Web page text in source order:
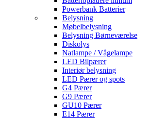
Powerbank Batterier
Belysning
Møbelbelysning
Belysning Børneværelse
Diskolys
Natlampe / Vågelampe
LED Bilpærer
Interiør belysning
LED Pærer og spots
G4 Pærer
G9 Pærer
GU10 Pærer
E14 Pærer